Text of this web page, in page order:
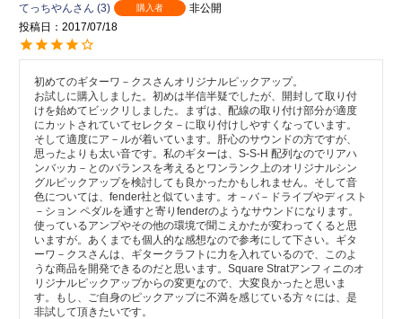
てっちやん 3 購入者
非公開
投稿日
2017/07/18
初めてのギターワ－クスさんオリジナルピックアップ。
お試しに購入しました。初めは半信半疑でしたが、開封して取り付
けを始めてビックリしました。まずは、配線の取り付け部分が適度
にカットされていてセレクタ－に取り付けしやすくなっています。
そして適度にア－ルが着いています。肝心のサウンドの方ですが、
思ったよりも太い音です。私のギターは、S-S-H 配列なのでリアハ
ンバッカ－とのバランスを考えるとワンランク上のオリジナルシン
グルピックアップを検討しても良かったかもしれません。そして音
色については、fender社と似ています。オ－バ－ドライブやディスト
－ション ペダルを通すと寄りfenderのようなサウンドになります。
使っているアンプやその他の環境で聞こえかたが変わってくると思
いますが。あくまでも個人的な感想なので参考にして下さい。ギタ
ーワ－クスさんは、ギタークラフトに力を入れているので、このよ
うな商品を開発できるのだと思います。Square Stratアンフィニのオ
リジナルピックアップからの変更なので、大変良かったと思いま
す。もし、ご自身のピックアップに不満を感じている方々には、是
非試して頂きたいです。